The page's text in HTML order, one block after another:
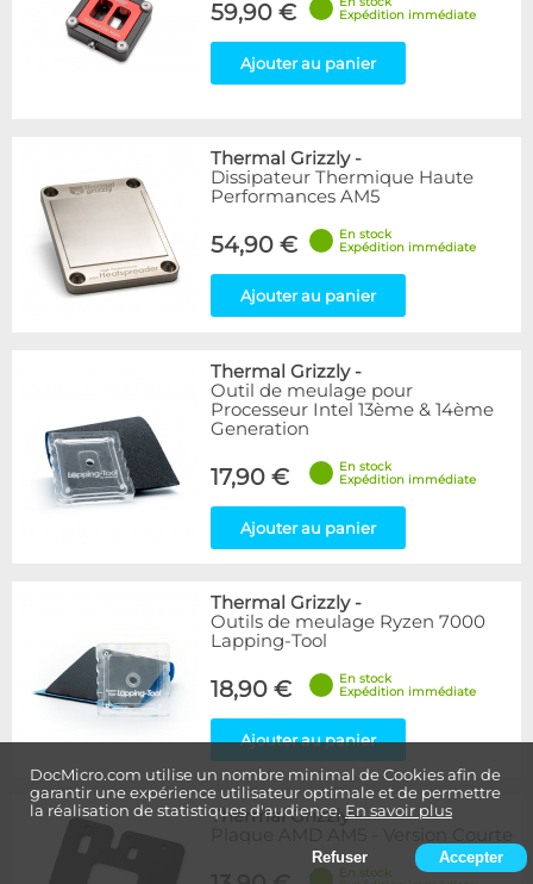
DocMicro.com utilise un nombre minimal de Cookies afin de
garantir une expérience utilisateur optimale et de permettre
la réalisation de statistiques d'audience. En savoir plus
Refuser Accepter
59,90 €
Expédition immédiate
Ajouter au panier
Thermal Grizzly-
Dissipateur Thermique Haute
Performances AM5
54,90 €
En stock
Expédition immédiate
Ajouter au panier
Thermal Grizzly-
Outil de meulage pour
Processeur Intel 13ème & 14ème
Generation
17,90 €
En stock
Expédition immédiate
Ajouter au panier
Thermal Grizzly-
Outils de meulage Ryzen 7000
Lapping-Tool
18,90 €
En stock
Expédition immédiate
Ajouter au panier
Thermal Grizzly-
En stock